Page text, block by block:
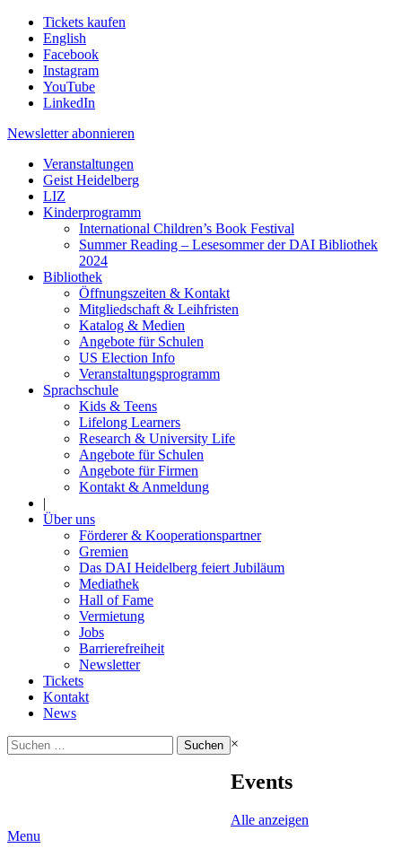
Tickets kaufen
English
Facebook
Instagram
YouTube
LinkedIn
Newsletter abonnieren
Veranstaltungen
Geist Heidelberg
LIZ
Kinderprogramm
International Children’s Book Festival
Summer Reading – Lesesommer der DAI Bibliothek
2024
Bibliothek
Öffnungszeiten & Kontakt
Mitgliedschaft & Leihfristen
Katalog & Medien
Angebote für Schulen
US Election Info
Veranstaltungsprogramm
Sprachschule
Kids & Teens
Lifelong Learners
Research & University Life
Angebote für Schulen
Angebote für Firmen
Kontakt & Anmeldung
|
Über uns
Förderer & Kooperationspartner
Gremien
Das DAI Heidelberg feiert Jubiläum
Mediathek
Hall of Fame
Vermietung
Jobs
Barrierefreiheit
Newsletter
Tickets
Kontakt
News
Suchen
nach:
×
Events
Alle anzeigen
Menu